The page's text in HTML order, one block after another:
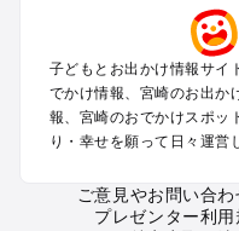
宮崎の定番お出かけス
宮崎の遊園地
宮崎の動物園
宮崎のバーベキュー
宮崎の牧場
子どもとお出かけ情報サイ
でかけ情報、宮崎のお出か
報、宮崎のおでかけスポッ
り・幸せを願って日々運営
ご意見やお問い合わ
プレゼンター利用